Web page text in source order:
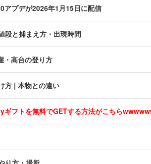
アプデが2026年1月15日に配信
段と捕まえ方・出現時間
・高台の登り方
方 | 本物との違い
ギフトを無料でGETする方法がこちら